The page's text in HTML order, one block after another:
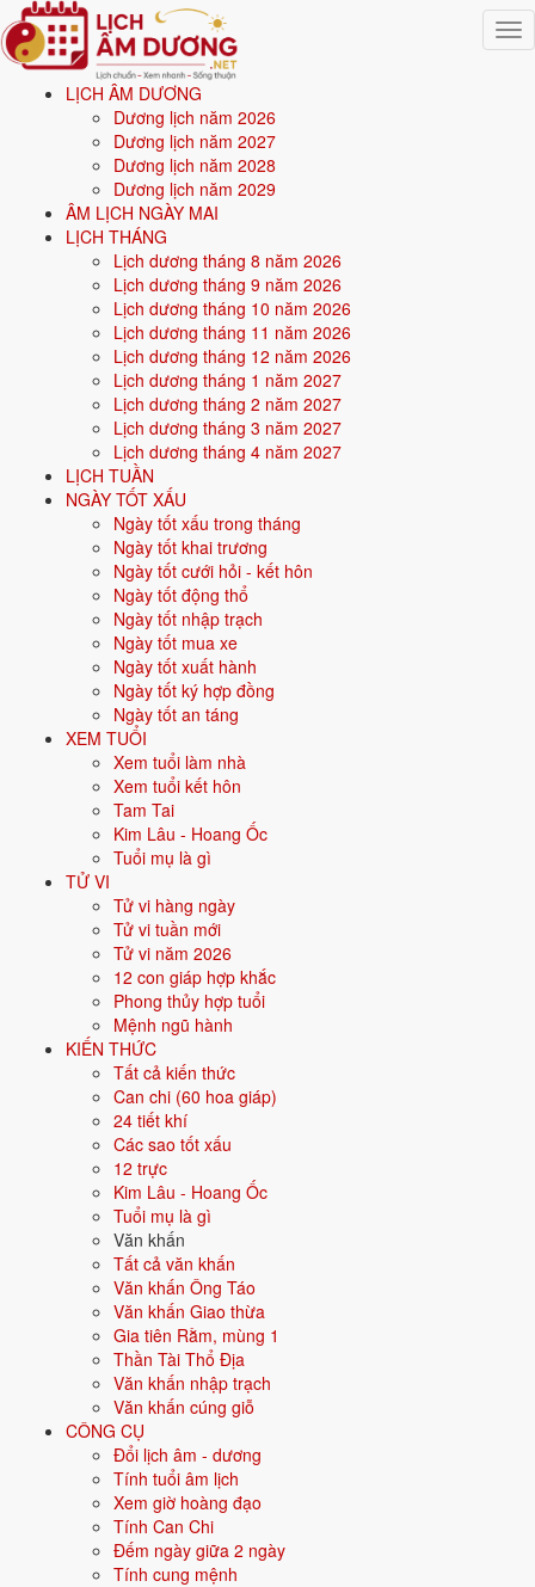
LỊCH ÂM DƯƠNG
Dương lịch năm 2026
Dương lịch năm 2027
Dương lịch năm 2028
Dương lịch năm 2029
ÂM LỊCH NGÀY MAI
LỊCH THÁNG
Lịch dương tháng 8 năm 2026
Lịch dương tháng 9 năm 2026
Lịch dương tháng 10 năm 2026
Lịch dương tháng 11 năm 2026
Lịch dương tháng 12 năm 2026
Lịch dương tháng 1 năm 2027
Lịch dương tháng 2 năm 2027
Lịch dương tháng 3 năm 2027
Lịch dương tháng 4 năm 2027
LỊCH TUẦN
NGÀY TỐT XẤU
Ngày tốt xấu trong tháng
Ngày tốt khai trương
Ngày tốt cưới hỏi - kết hôn
Ngày tốt động thổ
Ngày tốt nhập trạch
Ngày tốt mua xe
Ngày tốt xuất hành
Ngày tốt ký hợp đồng
Ngày tốt an táng
XEM TUỔI
Xem tuổi làm nhà
Xem tuổi kết hôn
Tam Tai
Kim Lâu - Hoang Ốc
Tuổi mụ là gì
TỬ VI
Tử vi hàng ngày
Tử vi tuần mới
Tử vi năm 2026
12 con giáp hợp khắc
Phong thủy hợp tuổi
Mệnh ngũ hành
KIẾN THỨC
Tất cả kiến thức
Can chi (60 hoa giáp)
24 tiết khí
Các sao tốt xấu
12 trực
Kim Lâu - Hoang Ốc
Tuổi mụ là gì
Văn khấn
Tất cả văn khấn
Văn khấn Ông Táo
Văn khấn Giao thừa
Gia tiên Rằm, mùng 1
Thần Tài Thổ Địa
Văn khấn nhập trạch
Văn khấn cúng giỗ
CÔNG CỤ
Đổi lịch âm - dương
Tính tuổi âm lịch
Xem giờ hoàng đạo
Tính Can Chi
Đếm ngày giữa 2 ngày
Tính cung mệnh
Trang chủ
Mệnh ngũ hành
Sinh năm 2027
Sinh năm2027mệnh gì? Đinh Mùi Thiên Hà Thủy -
mệnh Thủy
Người sinh năm2027là tuổiĐinh Mùi(con Dê), nạp âm
-Nước trên trời, mệnh Thủy. Năm2026
dương).
Sinh năm2027(Đinh Mùi, con Dê) thuộc mệnh
Hà Thủy.
Màu hợp:Đen, Xanh dương, Xanh nước biển.
Vận khí khi sinh:Vận 9 Cửu Tử Hỏa (2024-2043) - Danh vọng, công
2026: 0 tuổi mụ, năm Bính Ngọ - Lục hợp.
Sinh năm 2027 là tuổi gì, mệnh gì?
Người sinh năm2027là tuổiĐinh Mùi
, mệnhThủy. Màu hợp gồm Đen, Xanh dương, Xanh nước biển;
hướng hợp là Bắc. Bảng dưới đây tóm tắt 10 chỉ số cốt lõi:
Năm sinh dương
Can chi
Mùi - Con Dê
Thiên Hà Thủy
Mệnh ngũ hành 💧Thủy
Đen
Hướng hợp
Hành tương sinh
Kim (Kim sinh Thủy); Mộc (Thủy sinh
Hành tương khắc
Thổ (Thổ khắc Thủy); Hỏa (Thủy khắc
Hỏa)
Tuổi năm 2026 0 tuổi mụ / -1 tuổi dương - Sơ sinh
Ý nghĩa nạp âm Thiên Hà Thủy
Người sinh năm2027mang nạp âm
Nước trên trời
. Đây là một trong các nạp âm thuộc hành
vòng 60 hoa giáp.
Tượng trưng cho nước, sự mềm mại, lưu chuyển. Người mệnh Thủy
thông minh, khéo léo, trí tuệ.